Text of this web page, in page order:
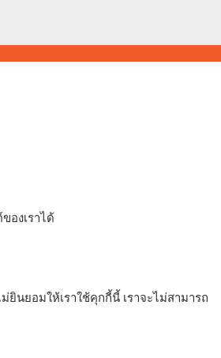
องเราได้
นยอมให้เราใช้คุกกี้นี้ เราจะไม่สามารถ